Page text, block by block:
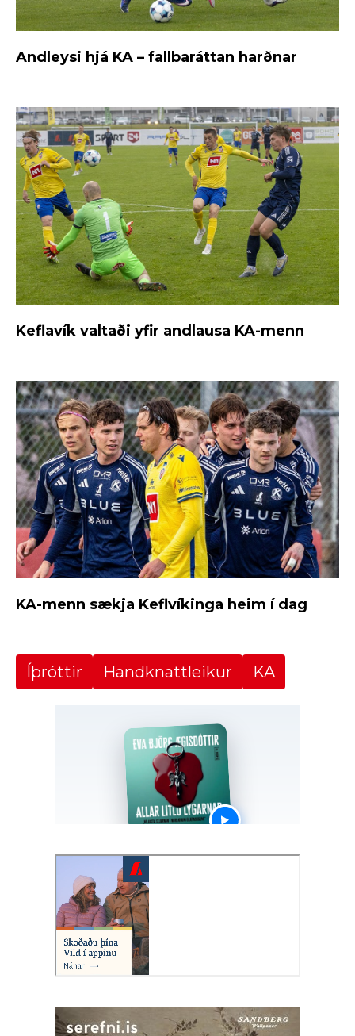
Andleysi hjá KA – fallbaráttan harðnar
Keflavík valtaði yfir andlausa KA-menn
KA-menn sækja Keflvíkinga heim í dag
Íþróttir Handknattleikur KA